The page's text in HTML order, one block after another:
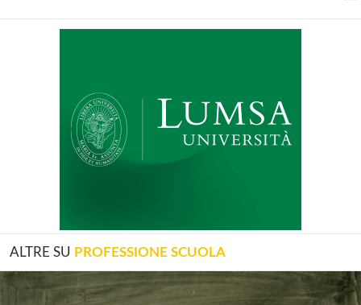
ALTRE SU PROFESSIONE SCUOLA